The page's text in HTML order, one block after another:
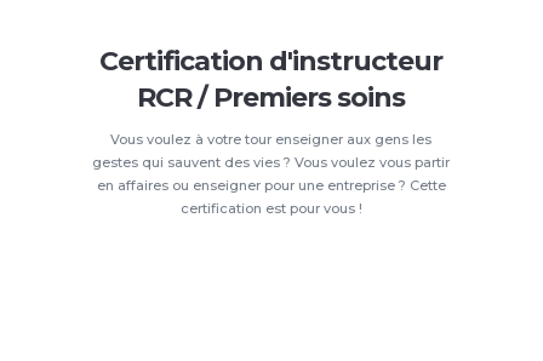
Certification d'instructeur
RCR / Premiers soins
Vous voulez à votre tour enseigner aux gens les
gestes qui sauvent des vies ? Vous voulez vous partir
en affaires ou enseigner pour une entreprise ? Cette
certification est pour vous !